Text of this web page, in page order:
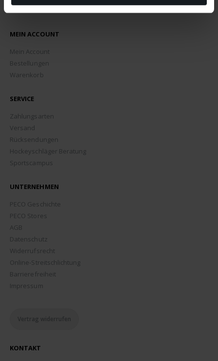
MEIN ACCOUNT
Mein Account
Bestellungen
Warenkorb
SERVICE
Zahlungsarten
Versand
Rücksendungen
Hockeyschläger Beratung
Sportscampus
UNTERNEHMEN
PECO Geschichte
PECO Stores
AGB
Datenschutz
Widerrufsrecht
Online-Streitschlichtung
Barrierefreiheit
Impressum
Vertrag widerrufen
KONTAKT